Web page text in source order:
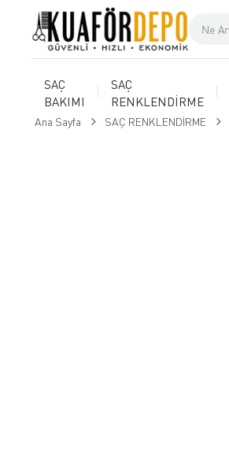
SAÇ
BAKIMI
SAÇ
RENKLENDİRME
Ana Sayfa SAÇ RENKLENDİRME